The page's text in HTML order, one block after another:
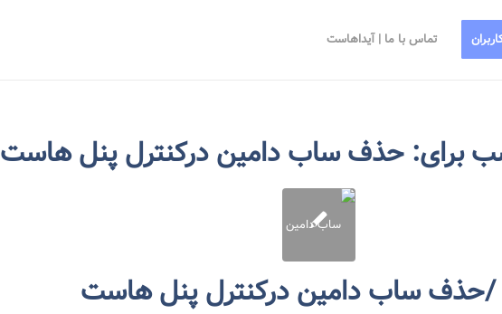
تماس با ما | آیداهاست
برای:حذف ساب دامین درکنترل پنل هاست
/حذف ساب دامین درکنترل پنل هاست